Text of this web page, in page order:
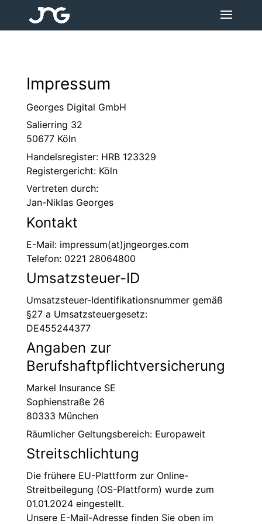
Impressum
Georges Digital GmbH
Salierring 32
50677 Köln
Handelsregister: HRB 123329
Registergericht: Köln
Vertreten durch:
Jan-Niklas Georges
Kontakt
E-Mail: impressum(at)jngeorges.com
Telefon: 0221 28064800
Umsatzsteuer-ID
Umsatzsteuer-Identifikationsnummer gemäß
§27 a Umsatzsteuergesetz:
DE455244377
Angaben zur
Berufshaftpflichtversicherung
Markel Insurance SE
Sophienstraße 26
80333 München
Räumlicher Geltungsbereich: Europaweit
Streitschlichtung
Die frühere EU-Plattform zur Online-
Streitbeilegung (OS-Plattform) wurde zum
01.01.2024 eingestellt.
Unsere E-Mail-Adresse finden Sie oben im